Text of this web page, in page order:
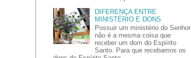
DIFERENÇA ENTRE
MINISTÉRIO E DONS
Possuir um ministério do Senhor
não é a mesma coisa que
receber um dom do Espírito
Santo. Para que recebamos os